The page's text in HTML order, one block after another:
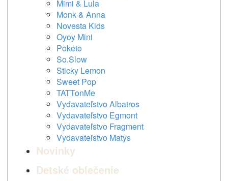
Mimi & Lula
Monk & Anna
Novesta Kids
Oyoy Mini
Poketo
So.Slow
Sticky Lemon
Sweet Pop
TATTonMe
Vydavateľstvo Albatros
Vydavateľstvo Egmont
Vydavateľstvo Fragment
Vydavateľstvo Matys
Novinky
Detské oblečenie